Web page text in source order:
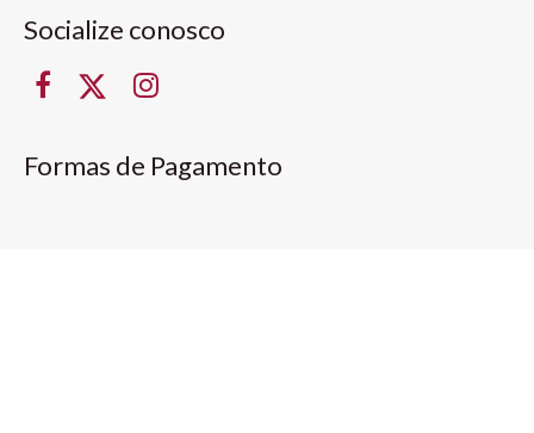
Socialize conosco
Formas de Pagamento